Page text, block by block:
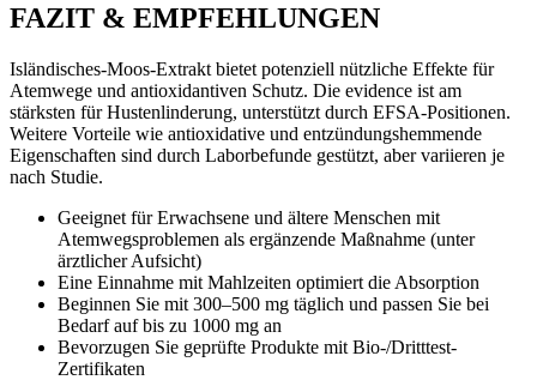
FAZIT & EMPFEHLUNGEN
Isländisches-Moos-Extrakt bietet potenziell nützliche Effekte für
Atemwege und antioxidantiven Schutz. Die evidence ist am
stärksten für Hustenlinderung, unterstützt durch EFSA‑Positionen.
Weitere Vorteile wie antioxidative und entzündungshemmende
Eigenschaften sind durch Laborbefunde gestützt, aber variieren je
nach Studie.
Geeignet für Erwachsene und ältere Menschen mit
Atemwegsproblemen als ergänzende Maßnahme (unter
ärztlicher Aufsicht)
Eine Einnahme mit Mahlzeiten optimiert die Absorption
Beginnen Sie mit 300–500 mg täglich und passen Sie bei
Bedarf auf bis zu 1000 mg an
Bevorzugen Sie geprüfte Produkte mit Bio-/Dritttest-
Zertifikaten